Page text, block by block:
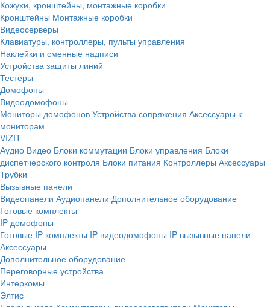
Кожухи, кронштейны, монтажные коробки
Кронштейны Монтажные коробки
Видеосерверы
Клавиатуры, контроллеры, пульты управления
Наклейки и сменные надписи
Устройства защиты линий
Тестеры
Домофоны
Видеодомофоны
Мониторы домофонов Устройства сопряжения Аксессуары к
мониторам
VIZIT
Аудио Видео Блоки коммутации Блоки управления Блоки
диспетчерского контроля Блоки питания Контроллеры Аксессуары
Трубки
Вызывные панели
Видеопанели Аудиопанели Дополнительное оборудование
Готовые комплекты
IP домофоны
Готовые IP комплекты IP видеодомофоны IP-вызывные панели
Аксессуары
Дополнительное оборудование
Переговорные устройства
Интеркомы
Элтис